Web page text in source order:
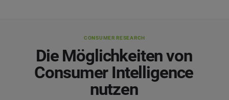
CONSUMER RESEARCH
Die Möglichkeiten von
Consumer Intelligence
nutzen